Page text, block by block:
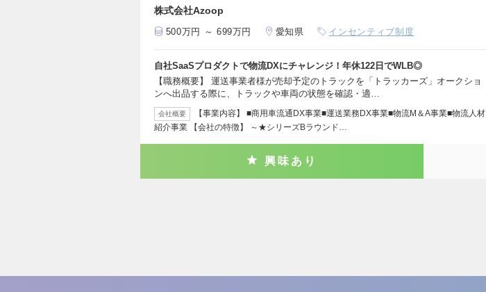
株式会社Azoop
500万円 ～ 699万円 愛知県 インセンティブ制度
自社SaaSプロダクトで物流DXにチャレンジ！年休122日でWLB◎
【職務概要】 運送事業者様が売却予定のトラックを「トラッカーズ」オークショ
ンへ出品する際に、トラックや車両の状態を確認・適…
会社概要
【事業内容】 ■商用車流通DX事業■運送業務DX事業■物流M＆A事業■物流人材
紹介事業 【会社の特徴】 ～★シリーズBラウンド…
興味あり